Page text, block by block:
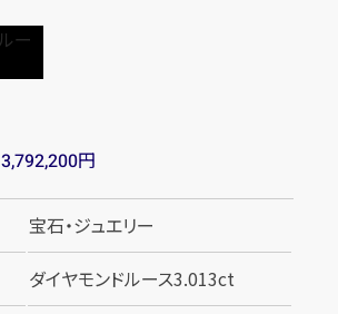
3,792,200円
宝石・ジュエリー
ダイヤモンドルース3.013ct